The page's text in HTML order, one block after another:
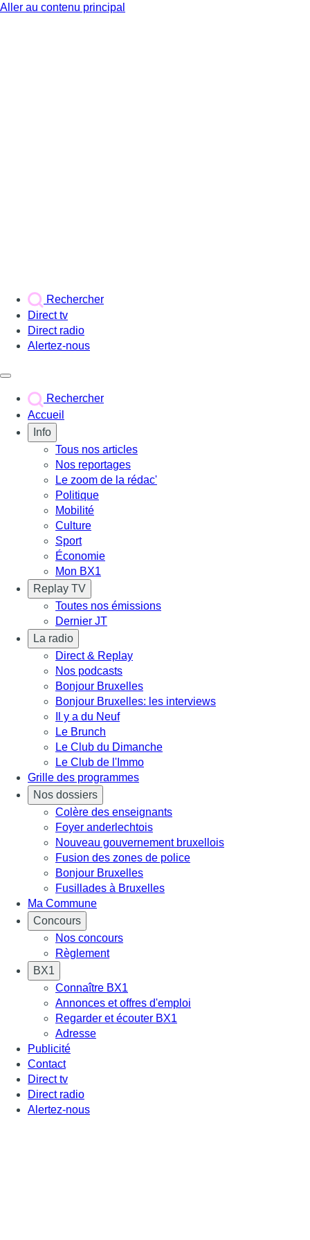
Aller au contenu principal
Rechercher
Direct tv
Direct radio
Alertez-nous
Rechercher
Accueil
Info
Tous nos articles
Nos reportages
Le zoom de la rédac'
Politique
Mobilité
Culture
Sport
Économie
Mon BX1
Replay TV
Toutes nos émissions
Dernier JT
La radio
Direct & Replay
Nos podcasts
Bonjour Bruxelles
Bonjour Bruxelles: les interviews
Il y a du Neuf
Le Brunch
Le Club du Dimanche
Le Club de l'Immo
Grille des programmes
Nos dossiers
Colère des enseignants
Foyer anderlechtois
Nouveau gouvernement bruxellois
Fusion des zones de police
Bonjour Bruxelles
Fusillades à Bruxelles
Ma Commune
Concours
Nos concours
Règlement
BX1
Connaître BX1
Annonces et offres d'emploi
Regarder et écouter BX1
Adresse
Publicité
Contact
Direct tv
Direct radio
Alertez-nous